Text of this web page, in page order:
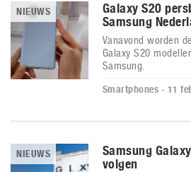
NIEUWS
Galaxy S20
Samsung
Vanavond worden
Galaxy S20
Samsung.
Smartphones - 11
NIEUWS
Samsung
volgen